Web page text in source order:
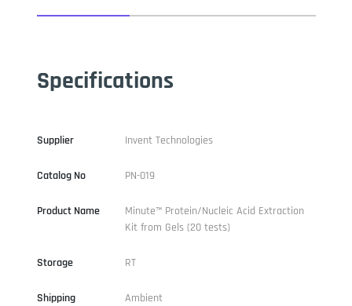
Specifications
Supplier Invent Technologies
Catalog No PN-019
Product Name
Minute™ Protein/Nucleic Acid Extraction
Kit from Gels (20 tests)
Storage RT
Shipping Ambient